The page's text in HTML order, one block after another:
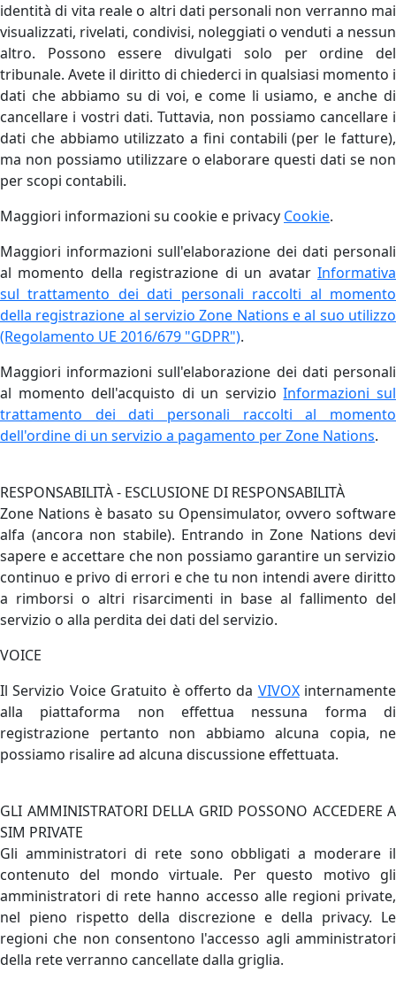
identità di vita reale o altri dati personali non verranno mai
visualizzati, rivelati, condivisi, noleggiati o venduti a nessun
altro. Possono essere divulgati solo per ordine del
tribunale. Avete il diritto di chiederci in qualsiasi momento i
dati che abbiamo su di voi, e come li usiamo, e anche di
cancellare i vostri dati. Tuttavia, non possiamo cancellare i
dati che abbiamo utilizzato a fini contabili (per le fatture),
ma non possiamo utilizzare o elaborare questi dati se non
per scopi contabili.
Maggiori informazioni su cookie e privacy Cookie.
Maggiori informazioni sull'elaborazione dei dati personali
al momento della registrazione di un avatar Informativa
sul trattamento dei dati personali raccolti al momento
della registrazione al servizio Zone Nations e al suo utilizzo
(Regolamento UE 2016/679 "GDPR").
Maggiori informazioni sull'elaborazione dei dati personali
al momento dell'acquisto di un servizioInformazioni sul
trattamento dei dati personali raccolti al momento
dell'ordine di un servizio a pagamento per Zone Nations.
RESPONSABILITÀ - ESCLUSIONE DI RESPONSABILITÀ
Zone Nations è basato su Opensimulator, ovvero software
alfa (ancora non stabile). Entrando in Zone Nations devi
sapere e accettare che non possiamo garantire un servizio
continuo e privo di errori e che tu non intendi avere diritto
a rimborsi o altri risarcimenti in base al fallimento del
servizio o alla perdita dei dati del servizio.
VOICE
Il Servizio Voice Gratuito è offerto da VIVOXinternamente
alla piattaforma non effettua nessuna forma di
registrazione pertanto non abbiamo alcuna copia, ne
possiamo risalire ad alcuna discussione effettuata.
GLI AMMINISTRATORI DELLA GRID POSSONO ACCEDERE A
SIM PRIVATE
Gli amministratori di rete sono obbligati a moderare il
contenuto del mondo virtuale. Per questo motivo gli
amministratori di rete hanno accesso alle regioni private,
nel pieno rispetto della discrezione e della privacy. Le
regioni che non consentono l'accesso agli amministratori
della rete verranno cancellate dalla griglia.